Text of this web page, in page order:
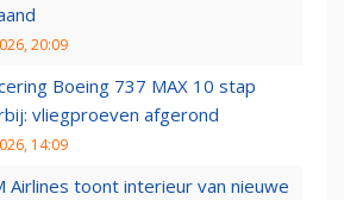
20:09
Boeing 737 MAX 10 stap
vliegproeven afgerond
14:09
Airlines toont interieur van nieuwe